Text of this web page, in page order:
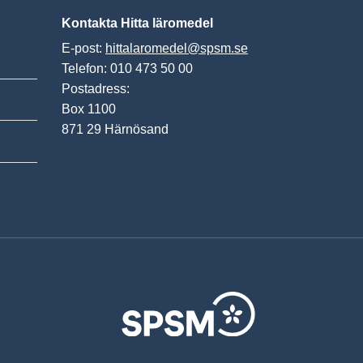
Kontakta Hitta läromedel
E-post: hittalaromedel@spsm.se
Telefon: 010 473 50 00
Postadress:
Box 1100
871 29 Härnösand